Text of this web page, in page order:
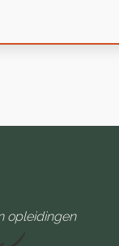
opleidingen